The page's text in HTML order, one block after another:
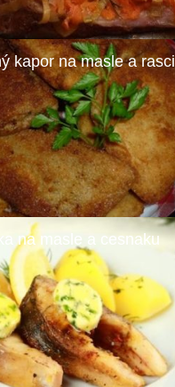
kapor na masle a rasci
na masle a cesnaku